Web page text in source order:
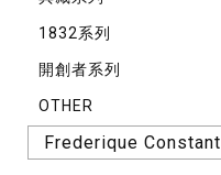
1832系列
開創者系列
OTHER
Frederique Constant